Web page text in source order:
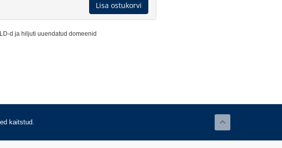
Lisa ostukorvi
d ja hiljuti uuendatud domeenid
kaitstud.